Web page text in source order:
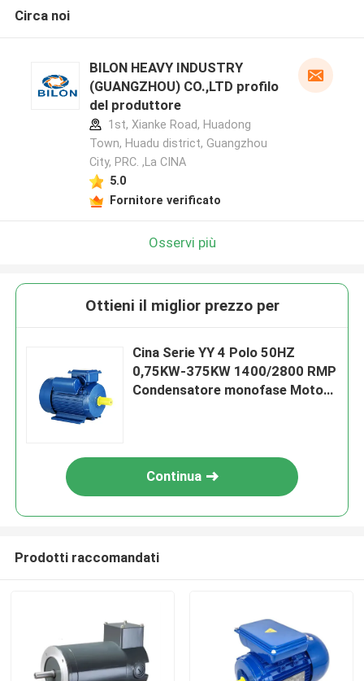
Circa noi
BILON HEAVY INDUSTRY
(GUANGZHOU) CO.,LTD profilo
del produttore
1st, Xianke Road, Huadong
Town, Huadu district, Guangzhou
City, PRC. ,La CINA
5.0
Fornitore verificato
Osservi più
Ottieni il miglior prezzo per
Cina Serie YY 4 Polo 50HZ
0,75KW-375KW 1400/2800 RMP
Condensatore monofase Motore
Continua
Prodotti raccomandati